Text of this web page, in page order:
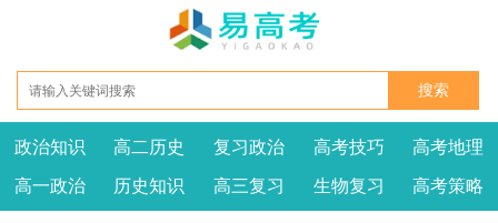
政治知识 高二历史 复习政治 高考技巧 高考地理
高一政治 历史知识 高三复习 生物复习 高考策略